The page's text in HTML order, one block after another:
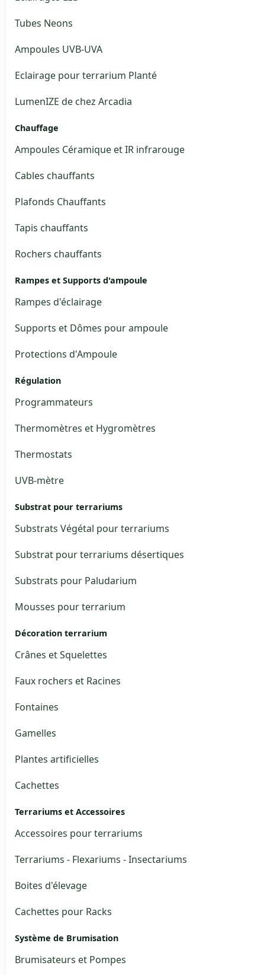
Tubes Neons
Ampoules UVB-UVA
Eclairage pour terrarium Planté
LumenIZE de chez Arcadia
Chauffage
Ampoules Céramique et IR infrarouge
Cables chauffants
Plafonds Chauffants
Tapis chauffants
Rochers chauffants
Rampes et Supports d'ampoule
Rampes d'éclairage
Supports et Dômes pour ampoule
Protections d'Ampoule
Régulation
Programmateurs
Thermomètres et Hygromètres
Thermostats
UVB-mètre
Substrat pour terrariums
Substrats Végétal pour terrariums
Substrat pour terrariums désertiques
Substrats pour Paludarium
Mousses pour terrarium
Décoration terrarium
Crânes et Squelettes
Faux rochers et Racines
Fontaines
Gamelles
Plantes artificielles
Cachettes
Terrariums et Accessoires
Accessoires pour terrariums
Terrariums - Flexariums - Insectariums
Boites d'élevage
Cachettes pour Racks
Système de Brumisation
Brumisateurs et Pompes